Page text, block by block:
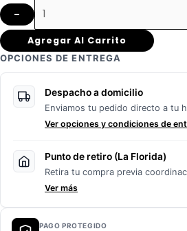
–
Agregar Al Carrito
OPCIONES DE ENTREGA
Despacho a domicilio
Enviamos tu pedido directo a tu
Ver opciones y condiciones de
Punto de retiro (La Florida)
Retira tu compra previa
Ver más
PAGO PROTEGIDO